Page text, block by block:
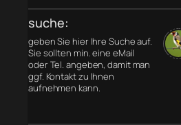
suche:
geben Sie hier Ihre Suche auf.
Sie sollten min. eine eMail
oder Tel. angeben, damit man
ggf. Kontakt zu Ihnen
aufnehmen kann.